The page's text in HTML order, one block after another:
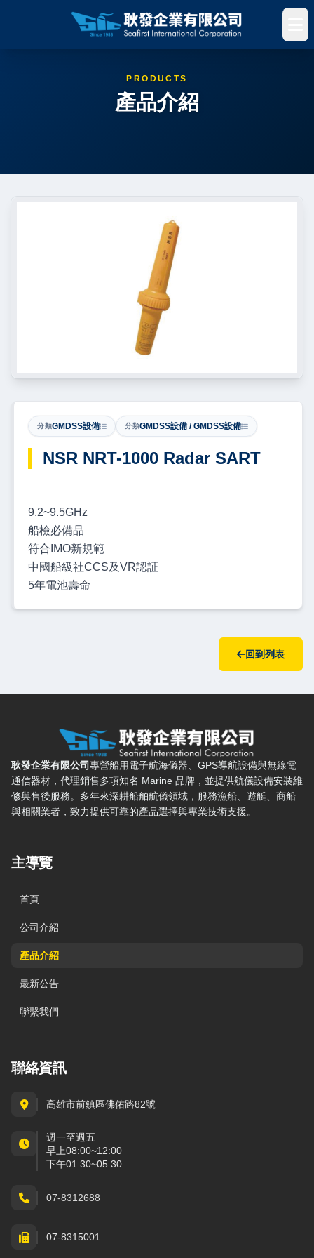
PRODUCTS
產品介紹
分類GMDSS設備 分類GMDSS設備 / GMDSS設備
NSR NRT-1000 Radar SART
9.2~9.5GHz
船檢必備品
符合IMO新規範
中國船級社CCS及VR認証
5年電池壽命
回到列表
耿發企業有限公司 — 網站概要、主導覽與聯絡方式
耿發企業有限公司專營船用電子航海儀器、GPS導航設備與無線電
通信器材，代理銷售多項知名 Marine 品牌，並提供航儀設備安裝維
修與售後服務。多年來深耕船舶航儀領域，服務漁船、遊艇、商船
與相關業者，致力提供可靠的產品選擇與專業技術支援。
主導覽
首頁
公司介紹
產品介紹
最新公告
聯繫我們
聯絡資訊
高雄市前鎮區佛佑路82號
週一至週五
早上08:00~12:00
下午01:30~05:30
07-8312688
07-8315001